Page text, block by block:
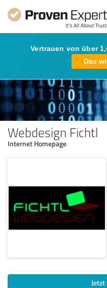
Vertrauen von über
Das
Webdesign Fichtl
Internet Homepage